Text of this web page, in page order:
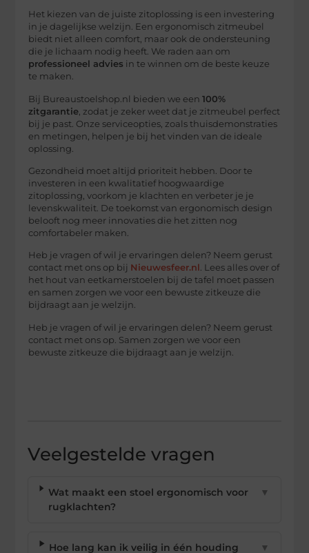
Het kiezen van de juiste zitoplossing is een investering
in je dagelijkse welzijn. Een ergonomisch zitmeubel
biedt niet alleen comfort, maar ook de ondersteuning
die je lichaam nodig heeft. We raden aan om
professioneel advies in te winnen om de beste keuze
te maken.
Bij Bureaustoelshop.nl bieden we een100%
zitgarantie , zodat je zeker weet dat je zitmeubel perfect
bij je past. Onze serviceopties, zoals thuisdemonstraties
en metingen, helpen je bij het vinden van de ideale
oplossing.
Gezondheid moet altijd prioriteit hebben. Door te
investeren in een kwalitatief hoogwaardige
zitoplossing, voorkom je klachten en verbeter je je
levenskwaliteit. De toekomst van ergonomisch design
belooft nog meer innovaties die het zitten nog
comfortabeler maken.
Heb je vragen of wil je ervaringen delen? Neem gerust
contact met ons op bij Nieuwesfeer.nl . Lees alles over of
het hout van eetkamerstoelen bij de tafel moet passen
en samen zorgen we voor een bewuste zitkeuze die
bijdraagt aan je welzijn.
Heb je vragen of wil je ervaringen delen? Neem gerust
contact met ons op. Samen zorgen we voor een
bewuste zitkeuze die bijdraagt aan je welzijn.
Veelgestelde vragen
Wat maakt een stoel ergonomisch voor
rugklachten?
▼
Hoe lang kan ik veilig in één houding
▼